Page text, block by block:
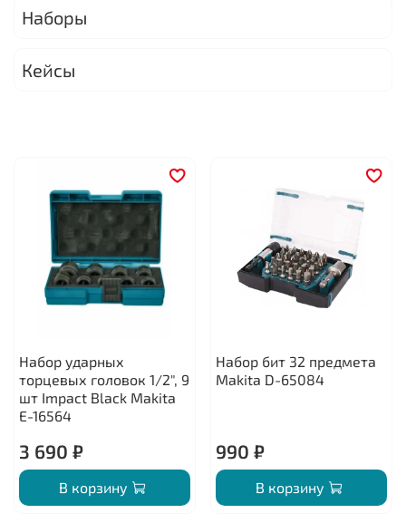
Наборы
Кейсы
Набор ударных
торцевых головок 1/2", 9
шт Impact Black Makita
E-16564
3 690 ₽
В корзину
Набор бит 32 предмета
Makita D-65084
990 ₽
В корзину